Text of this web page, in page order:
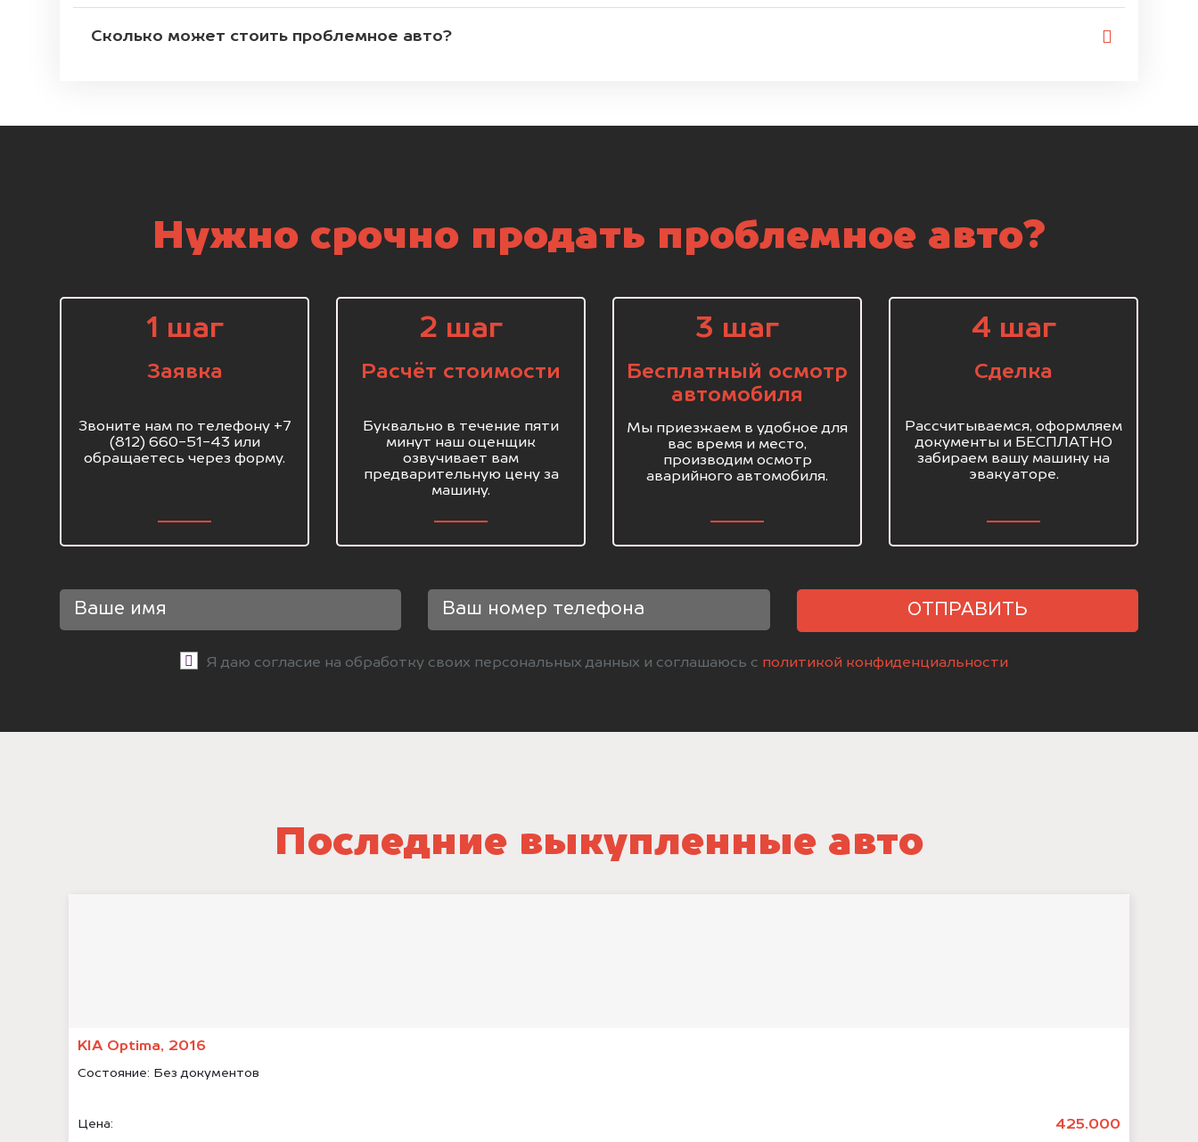
Сколько может стоить проблемное авто?
Нужно срочно продать проблемное авто?
1 шаг
Заявка
Звоните нам по телефону +7
(812) 660-51-43 или
обращаетесь через форму.
2 шаг
Расчёт стоимости
Буквально в течение пяти
минут наш оценщик
озвучивает вам
предварительную цену за
машину.
3 шаг
Бесплатный осмотр
автомобиля
Мы приезжаем в удобное для
вас время и место,
производим осмотр
аварийного автомобиля.
4 шаг
Сделка
Рассчитываемся, оформляем
документы и БЕСПЛАТНО
забираем вашу машину на
эвакуаторе.
ОТПРАВИТЬ
Я даю согласие на обработку своих персональных данных и соглашаюсь с политикой конфиденциальности
Последние выкупленные авто
KIA Optima, 2016
Состояние: Без документов
Цена: 425.000